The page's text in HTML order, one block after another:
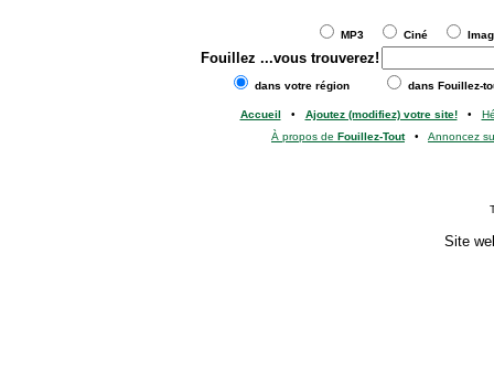
MP3 Ciné
Fouillez ...vous trouverez!
dans votre région dans Fouillez-
Accueil • Ajoutez (modifiez) votre site!•
À propos de Fouillez-Tout• Annoncez
Site